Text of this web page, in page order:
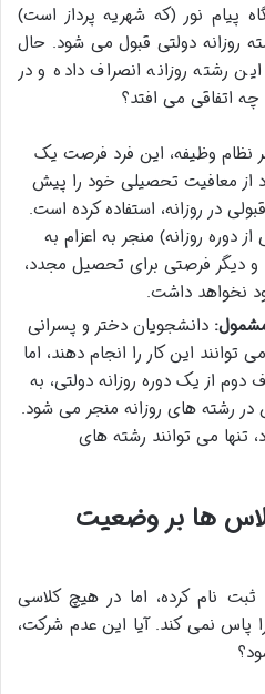
پیام نور (که شهریه پرداز است)
روزانه دولتی قبول می شود. حال
رشته روزانه انصراف داده و در
اتفاقی می افتد؟
نظام وظیفه، این فرد فرصت یک
از معافیت تحصیلی خود را پیش
در روزانه، استفاده کرده است.
دوره روزانه) منجر به اعزام به
دیگر فرصتی برای تحصیل مجدد،
نخواهد داشت.
دانشجویان دختر و پسرانی
این کار را انجام دهند، اما
از یک دوره روزانه دولتی، به
رشته های روزانه منجر می شود.
می توانند رشته های
ها بر وضعیت
نام کرده، اما در هیچ کلاسی
نمی کند. آیا این عدم شرکت،